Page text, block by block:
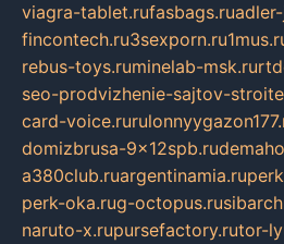
viagra-tablet.rufasbags.ru
fincontech.ru3sexporn.ru
rebus-toys.ruminelab-msk.ru
seo-prodvizhenie-sajtov-
card-voice.ru
domizbrusa-9x12spb.ru
a380club.ruargentinamia.ru
perk-oka.rug-octopus.ru
naruto-x.rupursefactory.rutor-